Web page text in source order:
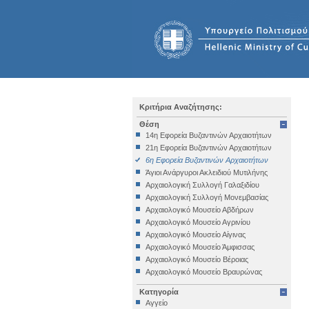
Κριτήρια Αναζήτησης:
Θέση
14η Εφορεία Βυζαντινών Αρχαιοτήτων
21η Εφορεία Βυζαντινών Αρχαιοτήτων
6η Εφορεία Βυζαντινών Αρχαιοτήτων
Άγιοι Ανάργυροι Ακλειδιού Μυτιλήνης
Αρχαιολογική Συλλογή Γαλαξιδίου
Αρχαιολογική Συλλογή Μονεμβασίας
Αρχαιολογικό Μουσείο Αβδήρων
Αρχαιολογικό Μουσείο Αγρινίου
Αρχαιολογικό Μουσείο Αίγινας
Αρχαιολογικό Μουσείο Άμφισσας
Αρχαιολογικό Μουσείο Βέροιας
Αρχαιολογικό Μουσείο Βραυρώνας
Αρχαιολογικό Μουσείο Δελφών
Αρχαιολογικό Μουσείο Ηγουμενίτσας
Κατηγορία
Αγγείο